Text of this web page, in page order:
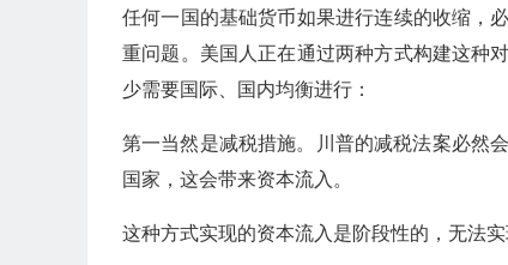
任何一国的基础货币如果进行连续的收缩，
重问题。美国人正在通过两种方式构建这种
少需要国际、国内均衡进行：
第一当然是减税措施。川普的减税法案必然
国家，这会带来资本流入。
这种方式实现的资本流入是阶段性的，无法实